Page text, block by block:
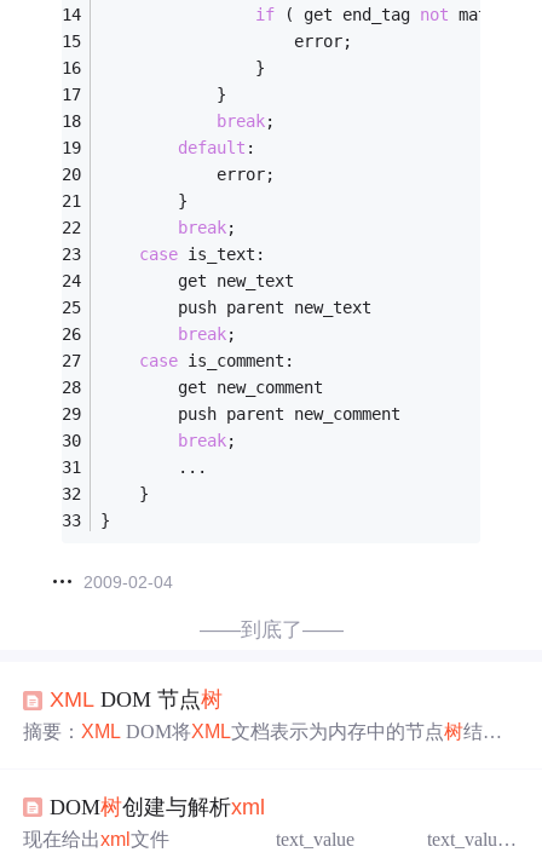
if ( get end_tag not
					error;
				}
			}
break;
default :
			error;
		}
break;
case is_text:
		get new_text
		push parent new_text
break;
case is_comment:
		get new_comment
		push parent new_comment
break;
		...
	}
}
2009-02-04
——到底了——
XML DOM 节点树
摘要： XML DOM将XML文档表示为内存中的节点树结
档节点(9)、元素节点(1)、属性节点、文本节点(3)等。重点
介绍了节点间的家族关系属性（如parentNode、childNode
DOM树创建与解析xml
现在给出xml文件 text_value text_value